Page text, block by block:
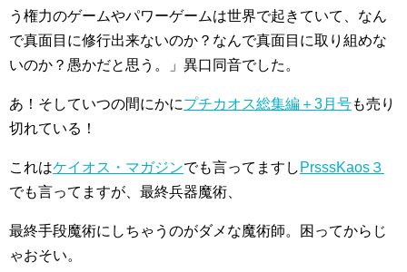
う権力のゲームやパワーゲームは世界で起きていて、なん
で真面目に修行出来ないのか？なんで真面目に取り組めな
いのか？愚かだと思う。」異口同音でした。
あ！そしていつの間にかにプチカオス総集編＋3月号も売り
切れている！
これはケイオス・マガジンでも言ってますし PrsssKaos３
でも言ってますが、最終兵器魔術、
最終手段魔術にしちゃうのがダメな魔術師。困ってからじ
ゃおそい。